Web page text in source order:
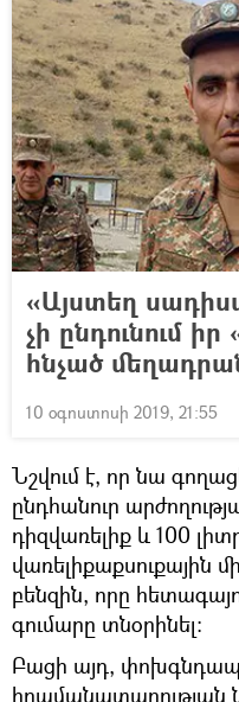
«Այստեղ
չի ընդունում
հնչած
10 օգոստոսի 2019, 21:55
Նշվում է, որ նա
ընդհանուր
դիզվառելիք և 100
վառելիքաքսուքային
բենզին, որը
գումարը տնօրինել:
Բացի այդ,
հրամանատարության